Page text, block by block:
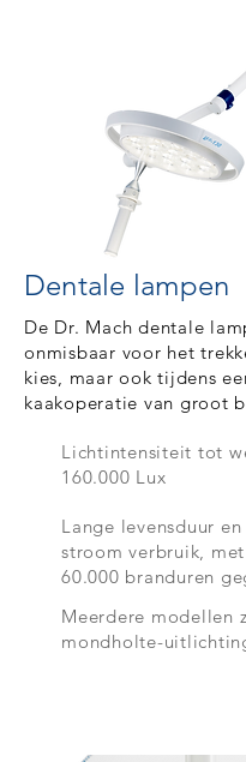
Dentale lampen
De Dr. Mach dentale
onmisbaar voor het
kies, maar ook tijdens
kaakoperatie van groot
Lichtintensiteit tot
160.000 Lux
Lange levensduur
stroom verbruik,
60.000 branduren
Meerdere modellen
mondholte-